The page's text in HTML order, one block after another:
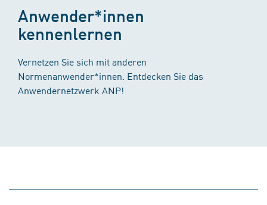
Anwender*innen
kennenlernen
Vernetzen Sie sich mit anderen
Normenanwender*innen. Entdecken Sie das
Anwendernetzwerk ANP!